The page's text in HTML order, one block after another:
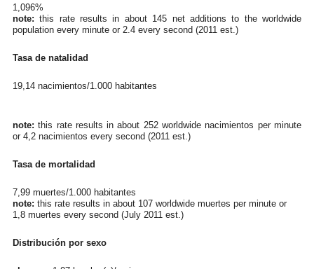
1,096%
note: this rate results in about 145 net additions to the worldwide
population every minute or 2.4 every second (2011 est.)
Tasa de natalidad
19,14 nacimientos/1.000 habitantes
note: this rate results in about 252 worldwide nacimientos per minute
or 4,2 nacimientos every second (2011 est.)
Tasa de mortalidad
7,99 muertes/1.000 habitantes
note: this rate results in about 107 worldwide muertes per minute or
1,8 muertes every second (July 2011 est.)
Distribución por sexo